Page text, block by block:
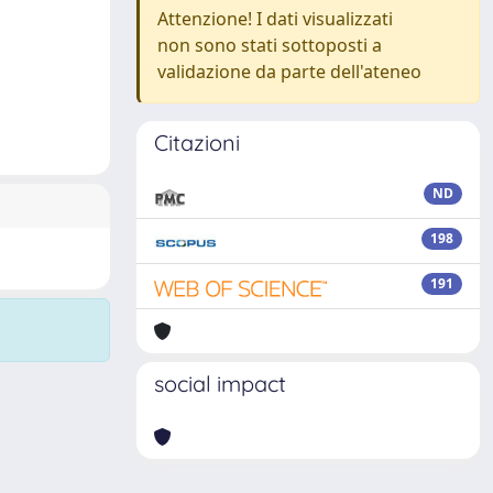
Attenzione! I dati visualizzati
non sono stati sottoposti a
validazione da parte dell'ateneo
Citazioni
ND
198
191
social impact